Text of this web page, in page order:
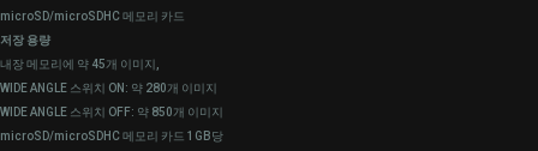
microSD/microSDHC 메모리 카드
저장 용량
내장 메모리에 약 45개 이미지,
WIDE ANGLE 스위치 ON: 약 280개 이미지
WIDE ANGLE 스위치 OFF: 약 850개 이미지
microSD/microSDHC 메모리 카드 1GB당